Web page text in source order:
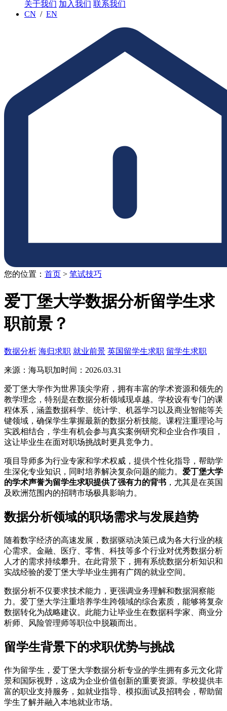
关于我们 加入我们 联系我们
CN / EN
您的位置： 首页 > 笔试技巧
爱丁堡大学数据分析留学生求
职前景？
数据分析 海归求职 就业前景 英国留学生求职 留学生求职
来源：海马职加时间：2026.03.31
爱丁堡大学作为世界顶尖学府，拥有丰富的学术资源和领先的
教学理念，特别是在数据分析领域现卓越。学校设有专门的课
程体系，涵盖数据科学、统计学、机器学习以及商业智能等关
键领域，确保学生掌握最新的数据分析技能。课程注重理论与
实践相结合，学生有机会参与真实案例研究和企业合作项目，
这让毕业生在面对职场挑战时更具竞争力。
项目导师多为行业专家和学术权威，提供个性化指导，帮助学
生深化专业知识，同时培养解决复杂问题的能力。 爱丁堡大学
的学术声誉为留学生求职提供了强有力的背书 ，尤其是在英国
及欧洲范围内的招聘市场极具影响力。
数据分析领域的职场需求与发展趋势
随着数字经济的高速发展，数据驱动决策已成为各大行业的核
心需求。金融、医疗、零售、科技等多个行业对优秀数据分析
人才的需求持续攀升。在此背景下，拥有系统数据分析知识和
实战经验的爱丁堡大学毕业生拥有广阔的就业空间。
数据分析不仅要求技术能力，更强调业务理解和数据洞察能
力。爱丁堡大学注重培养学生跨领域的综合素质，能够将复杂
数据转化为战略建议。此能力让毕业生在数据科学家、商业分
析师、风险管理师等职位中脱颖而出。
留学生背景下的求职优势与挑战
作为留学生，爱丁堡大学数据分析专业的学生拥有多元文化背
景和国际视野，这成为企业价值创新的重要资源。学校提供丰
富的职业支持服务，如就业指导、模拟面试及招聘会，帮助留
学生了解并融入本地就业市场。